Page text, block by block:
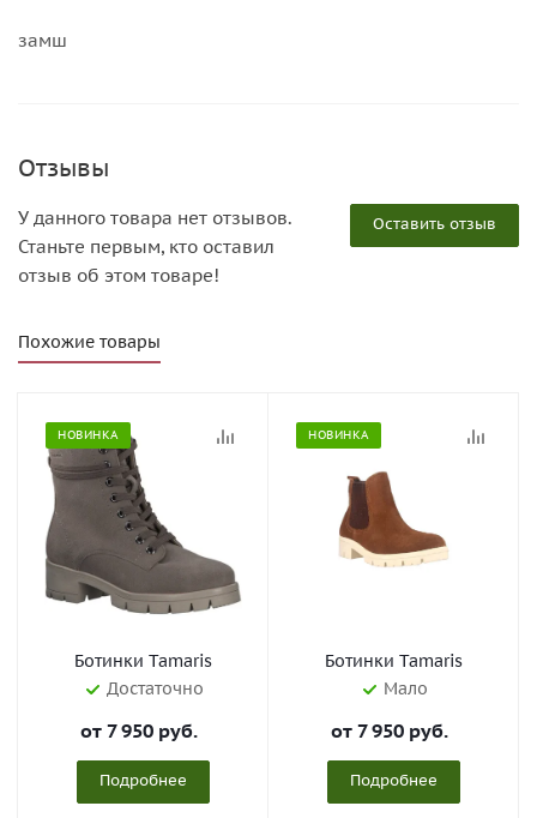
замш
Отзывы
Оставить отзыв
У данного товара нет отзывов.
Станьте первым, кто оставил
отзыв об этом товаре!
Похожие товары
НОВИНКА
Ботинки Tamaris
Достаточно
от 7 950 руб.
Подробнее
НОВИНКА
Ботинки Tamaris
Мало
от 7 950 руб.
Подробнее